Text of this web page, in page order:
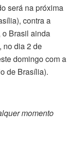
será na próxima
contra a
o Brasil ainda
no dia 2 de
domingo com a
de Brasília).
momento